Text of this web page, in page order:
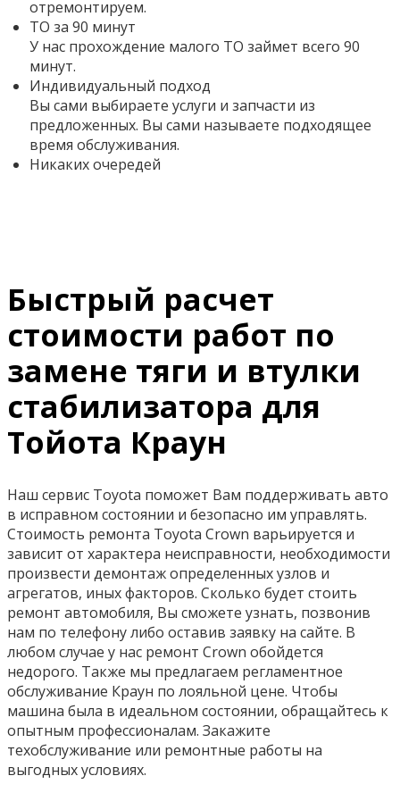
отремонтируем.
ТО за 90 минут
У нас прохождение малого ТО займет всего 90
минут.
Индивидуальный подход
Вы сами выбираете услуги и запчасти из
предложенных. Вы сами называете подходящее
время обслуживания.
Никаких очередей
Быстрый расчет
стоимости работ по
замене тяги и втулки
стабилизатора для
Тойота Краун
Наш сервис Toyota поможет Вам поддерживать авто
в исправном состоянии и безопасно им управлять.
Стоимость ремонта Toyota Crown варьируется и
зависит от характера неисправности, необходимости
произвести демонтаж определенных узлов и
агрегатов, иных факторов. Сколько будет стоить
ремонт автомобиля, Вы сможете узнать, позвонив
нам по телефону либо оставив заявку на сайте. В
любом случае у нас ремонт Crown обойдется
недорого. Также мы предлагаем регламентное
обслуживание Краун по лояльной цене. Чтобы
машина была в идеальном состоянии, обращайтесь к
опытным профессионалам. Закажите
техобслуживание или ремонтные работы на
выгодных условиях.